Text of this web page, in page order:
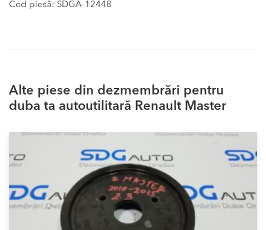
Cod piesă: SDGA-12448
Alte piese din dezmembrări pentru
duba ta autoutilitară Renault Master